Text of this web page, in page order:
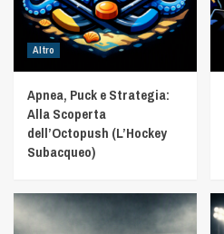
Altro
Apnea, Puck e Strategia:
Alla Scoperta
dell’Octopush (L’Hockey
Subacqueo)